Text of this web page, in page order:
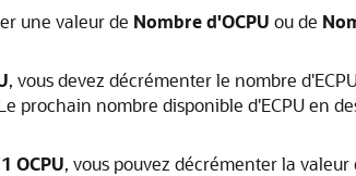
une valeur de Nombre d'OCPU ou de
, vous devez décrémenter le nombre
prochain nombre disponible d'ECPU en
OCPU, vous pouvez décrémenter la